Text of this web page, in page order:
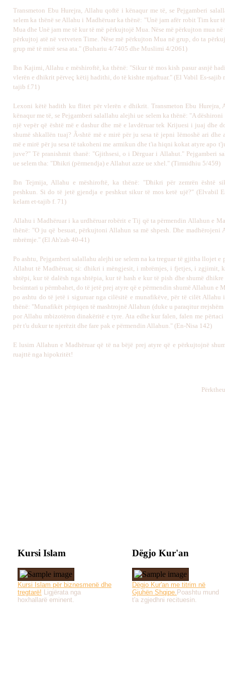
Transmeton Ebu Hurejra, Allahu qoftë i kënaqur me të, se Pejgamberi
selem ka thënë se Allahu i Madhëruar ka thënë: "Unë jam afër robit Tim kur
Mua dhe Unë jam me të kur të më përkujtojë Mua. Nëse më përkujton mua në
përkujtoj atë në vetveten Time. Nëse më përkujton Mua në grup, do ta
grup më të mirë sesa ata." (Buhariu 4/7405 dhe Muslimi 4/2061)
Ibn Kajimi, Allahu e mëshiroftë, ka thënë: "Sikur të mos kish pasur asnjë
vlerën e dhikrit përveç këtij hadithi, do të kishte mjaftuar." (El Vabil Es-sajib
tajib f.71)
Lexoni këtë hadith ku flitet për vlerën e dhikrit. Transmeton Ebu Hurejra,
kënaqur me të, se Pejgamberi salallahu alejhi ue selem ka thënë: "A
një vepër që është më e dashur dhe më e lavdëruar tek Krijuesi i juaj dhe
shumë shkallën tuaj? Ã‹shtë më e mirë për ju sesa të jepni lëmoshë ari dhe
më e mirë për ju sesa të takoheni me armikun dhe t'ia hiqni kokat atyre apo
juve?" Të pranishmit thanë: "Gjithsesi, o i Dërguar i Allahut." Pejgamberi
ue selem tha: "Dhikri (përmendja) e Allahut azze ue xhel." (Tirmidhiu 5/459)
Ibn Tejmija, Allahu e mëshiroftë, ka thënë: "Dhikri për zemrën është
peshkun. Si do të jetë gjendja e peshkut sikur të mos ketë ujë?" (Elvabil
kelam et-tajib f. 71)
Allahu i Madhëruar i ka urdhëruar robërit e Tij që ta përmendin Allahun e
thënë: "O ju që besuat, përkujtoni Allahun sa më shpesh. Dhe madhërojeni
mbrëmje." (El Ah'zab 40-41)
Po ashtu, Pejgamberi salallahu alejhi ue selem na ka treguar të gjitha llojet e
Allahut të Madhëruar, si: dhikri i mëngjesit, i mbrëmjes, i fjetjes, i zgjimit,
shtëpi, kur të dalësh nga shtëpia, kur të hash e kur të pish dhe shumë dhikre
besimtari u përmbahet, do të jetë prej atyre që e përmendin shumë Allahun e
po ashtu do të jetë i siguruar nga cilësitë e munafikëve, për të cilët Allahu
thënë: "Munafikët përpiqen të mashtrojnë Allahun (duke u paraqitur rrejshëm
por Allahu mbizotëron dinakëritë e tyre. Ata edhe kur falen, falen me përtaci
për t'u dukur te njerëzit dhe fare pak e përmendin Allahun." (En-Nisa 142)
E lusim Allahun e Madhëruar që të na bëjë prej atyre që e përkujtojnë
ruajttë nga hipokritët!
Kursi Islam
Kursi Islam për biznesmenë dhe
tregtarë! Ligjërata nga
hoxhallarë eminent.
Dëgjo Kur'an
Dëgjo Kur'an me titrim në
Gjuhën Shqipe. Poashtu mund
t'a zgjedhni recituesin.